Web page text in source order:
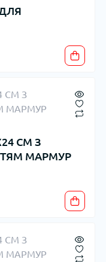
ДЛЯ
СМ З
МАРМУР